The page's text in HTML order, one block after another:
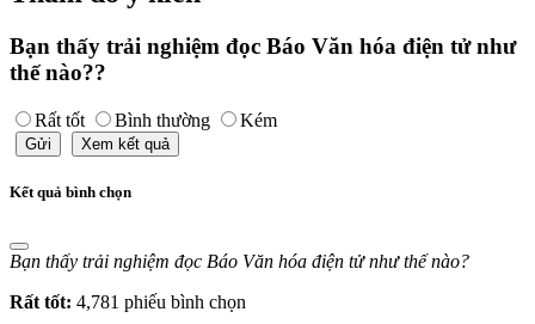
Bạn thấy trải nghiệm đọc Báo Văn hóa điện tử như
thế nào??
Rất tốt Bình thường Kém
Gửi Xem kết quả
Kết quả bình chọn
Bạn thấy trải nghiệm đọc Báo Văn hóa điện tử như thế nào?
Rất tốt: 4,781 phiếu bình chọn